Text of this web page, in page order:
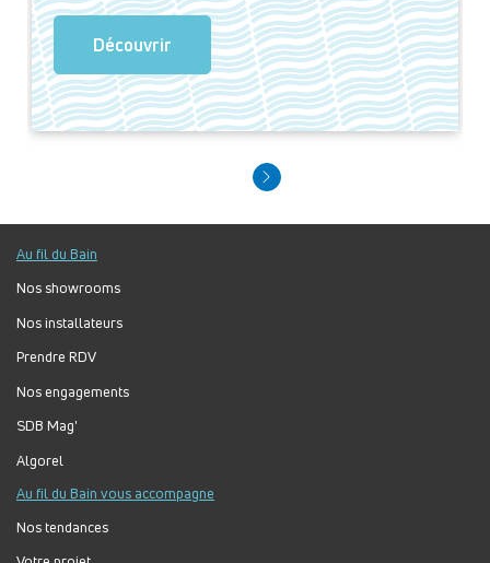
Découvrir
Au fil du Bain
Nos showrooms
Nos installateurs
Prendre RDV
Nos engagements
SDB Mag'
Algorel
Au fil du Bain vous accompagne
Nos tendances